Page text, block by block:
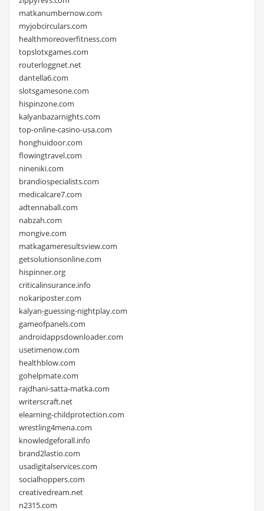
matkanumbernow.com
myjobcirculars.com
healthmoreoverfitness.com
topslotxgames.com
routerloggnet.net
dantella6.com
slotsgamesone.com
hispinzone.com
kalyanbazarnights.com
top-online-casino-usa.com
honghuidoor.com
flowingtravel.com
nineniki.com
brandiospecialists.com
medicalcare7.com
adtennaball.com
nabzah.com
mongive.com
matkagameresultsview.com
getsolutionsonline.com
hispinner.org
criticalinsurance.info
nokariposter.com
kalyan-guessing-nightplay.com
gameofpanels.com
androidappsdownloader.com
usetimenow.com
healthblow.com
gohelpmate.com
rajdhani-satta-matka.com
writerscraft.net
elearning-childprotection.com
wrestling4mena.com
knowledgeforall.info
brand2lastio.com
usadigitalservices.com
socialhoppers.com
creativedream.net
n2315.com